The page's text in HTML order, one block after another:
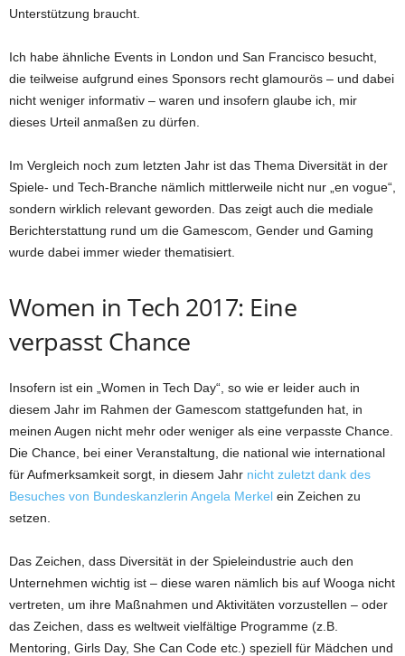
Unterstützung braucht.
Ich habe ähnliche Events in London und San Francisco besucht,
die teilweise aufgrund eines Sponsors recht glamourös – und dabei
nicht weniger informativ – waren und insofern glaube ich, mir
dieses Urteil anmaßen zu dürfen.
Im Vergleich noch zum letzten Jahr ist das Thema Diversität in der
Spiele- und Tech-Branche nämlich mittlerweile nicht nur „en vogue“,
sondern wirklich relevant geworden. Das zeigt auch die mediale
Berichterstattung rund um die Gamescom, Gender und Gaming
wurde dabei immer wieder thematisiert.
Women in Tech 2017: Eine
verpasst Chance
Insofern ist ein „Women in Tech Day“, so wie er leider auch in
diesem Jahr im Rahmen der Gamescom stattgefunden hat, in
meinen Augen nicht mehr oder weniger als eine verpasste Chance.
Die Chance, bei einer Veranstaltung, die national wie international
für Aufmerksamkeit sorgt, in diesem Jahr nicht zuletzt dank des
Besuches von Bundeskanzlerin Angela Merkel ein Zeichen zu
setzen.
Das Zeichen, dass Diversität in der Spieleindustrie auch den
Unternehmen wichtig ist – diese waren nämlich bis auf Wooga nicht
vertreten, um ihre Maßnahmen und Aktivitäten vorzustellen – oder
das Zeichen, dass es weltweit vielfältige Programme (z.B.
Mentoring, Girls Day, She Can Code etc.) speziell für Mädchen und